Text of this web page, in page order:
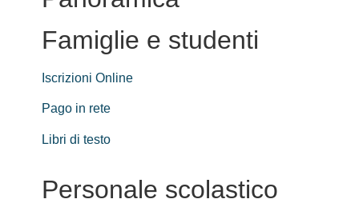
Famiglie e studenti
Iscrizioni Online
Pago in rete
Libri di testo
Personale scolastico